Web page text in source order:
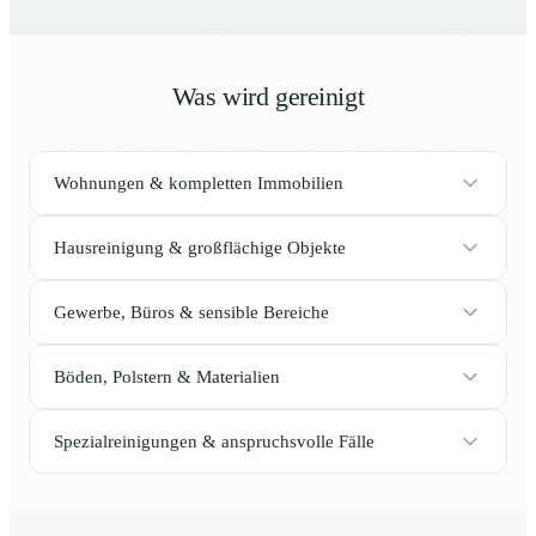
Was wird gereinigt
Wohnungen & kompletten Immobilien
Hausreinigung & großflächige Objekte
Gewerbe, Büros & sensible Bereiche
Böden, Polstern & Materialien
Spezialreinigungen & anspruchsvolle Fälle